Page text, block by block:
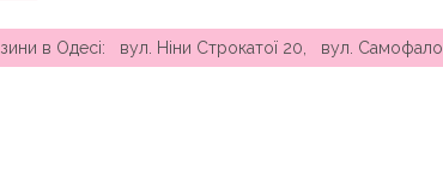
Ніни Строкатої 20, вул. Самофалова (